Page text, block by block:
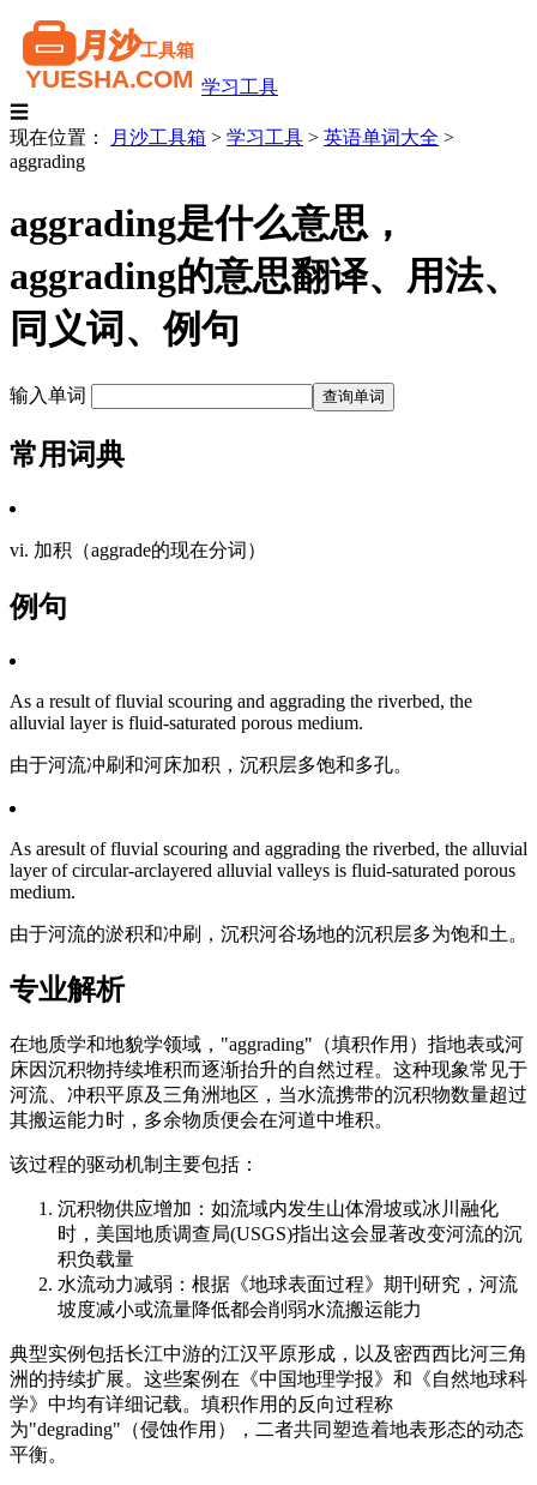
学习工具
☰
现在位置：
月沙工具箱 > 学习工具 > 英语单词大全 >
aggrading
aggrading是什么意思，
aggrading的意思翻译、用法、
同义词、例句
输入单词
常用词典
vi. 加积（aggrade的现在分词）
例句
As a result of fluvial scouring and aggrading the riverbed, the
alluvial layer is fluid-saturated porous medium.
由于河流冲刷和河床加积，沉积层多饱和多孔。
As aresult of fluvial scouring and aggrading the riverbed, the alluvial
layer of circular-arclayered alluvial valleys is fluid-saturated porous
medium.
由于河流的淤积和冲刷，沉积河谷场地的沉积层多为饱和土。
专业解析
在地质学和地貌学领域，"aggrading"（填积作用）指地表或河
床因沉积物持续堆积而逐渐抬升的自然过程。这种现象常见于
河流、冲积平原及三角洲地区，当水流携带的沉积物数量超过
其搬运能力时，多余物质便会在河道中堆积。
该过程的驱动机制主要包括：
沉积物供应增加：如流域内发生山体滑坡或冰川融化
时，美国地质调查局(USGS)指出这会显著改变河流的沉
积负载量
水流动力减弱：根据《地球表面过程》期刊研究，河流
坡度减小或流量降低都会削弱水流搬运能力
典型实例包括长江中游的江汉平原形成，以及密西西比河三角
洲的持续扩展。这些案例在《中国地理学报》和《自然地球科
学》中均有详细记载。填积作用的反向过程称
为"degrading"（侵蚀作用），二者共同塑造着地表形态的动态
平衡。